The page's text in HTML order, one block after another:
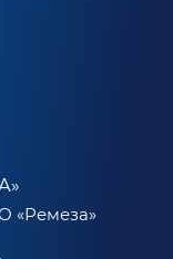
«Ремеза»